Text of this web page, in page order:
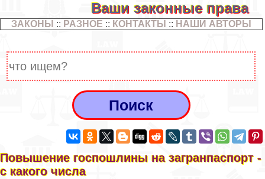
Ваши законные права
ЗАКОНЫ :: РАЗНОЕ :: КОНТАКТЫ :: НАШИ АВТОРЫ
Повышение госпошлины на загранпаспорт -
с какого числа